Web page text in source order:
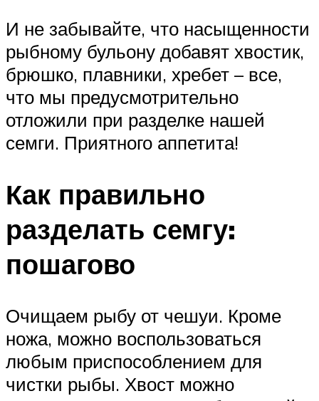
И не забывайте, что насыщенности
рыбному бульону добавят хвостик,
брюшко, плавники, хребет – все,
что мы предусмотрительно
отложили при разделке нашей
семги. Приятного аппетита!
Как правильно
разделать семгу:
пошагово
Очищаем рыбу от чешуи. Кроме
ножа, можно воспользоваться
любым приспособлением для
чистки рыбы. Хвост можно